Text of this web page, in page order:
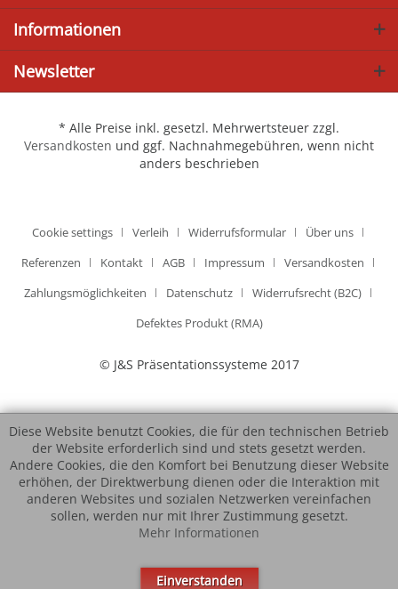
Informationen
Newsletter
* Alle Preise inkl. gesetzl. Mehrwertsteuer zzgl.
Versandkosten und ggf. Nachnahmegebühren, wenn nicht
anders beschrieben
Cookie settings Verleih Widerrufsformular
Über uns
Referenzen
Kontakt AGB Impressum
Versandkosten
Zahlungsmöglichkeiten
Datenschutz
Widerrufsrecht (B2C)
Defektes Produkt (RMA)
© J&S Präsentationssysteme 2017
Diese Website benutzt Cookies, die für den technischen Betrieb
der Website erforderlich sind und stets gesetzt werden.
Andere Cookies, die den Komfort bei Benutzung dieser Website
erhöhen, der Direktwerbung dienen oder die Interaktion mit
anderen Websites und sozialen Netzwerken vereinfachen
sollen, werden nur mit Ihrer Zustimmung gesetzt.
Mehr Informationen
Einverstanden